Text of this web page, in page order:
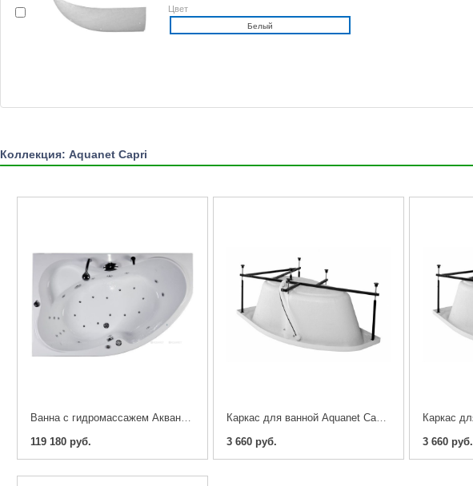
Цвет
Белый
Коллекция: Aquanet Capri
Ванна с гидромассажем Акванет Capri 160*100 гидромассаж, аэромассаж, массаж спины, смеситель
119 180 руб.
Каркас для ванной Aquanet Capri 170x110 R/L
3 660 руб.
3 660 руб.